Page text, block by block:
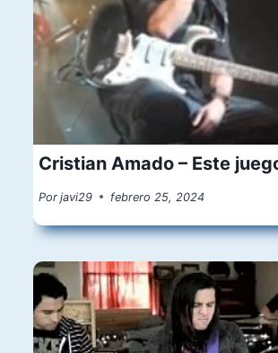
Cristian Amado – Este
Por javi29 febrero 25, 2024